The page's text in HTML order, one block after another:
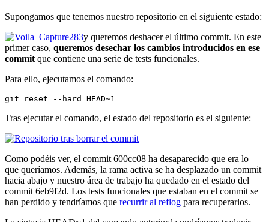
Supongamos que tenemos nuestro repositorio en el siguiente estado:
y queremos deshacer el último commit. En este
primer caso, queremos desechar los cambios introducidos en ese
commit que contiene una serie de tests funcionales.
Para ello, ejecutamos el comando:
git reset --hard HEAD~1
Tras ejecutar el comando, el estado del repositorio es el siguiente:
Como podéis ver, el commit 600cc08 ha desaparecido que era lo
que queríamos. Además, la rama activa se ha desplazado un commit
hacia abajo y nuestro área de trabajo ha quedado en el estado del
commit 6eb9f2d. Los tests funcionales que estaban en el commit se
han perdido y tendríamos que recurrir al reflog para recuperarlos.